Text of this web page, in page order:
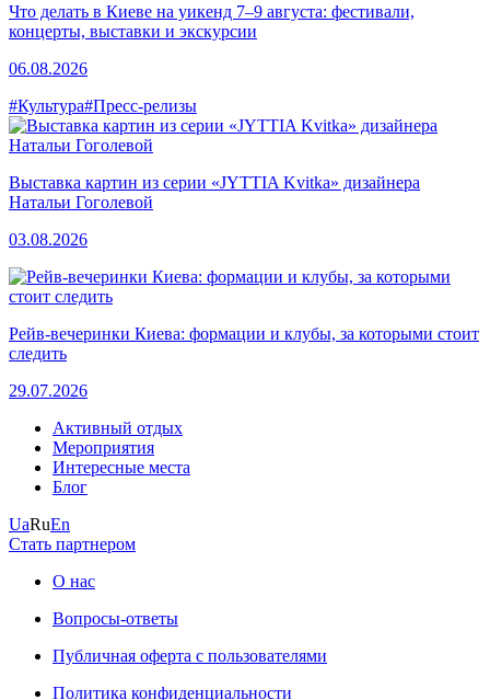
Что делать в Киеве на уикенд 7–9 августа: фестивали,
концерты, выставки и экскурсии
06.08.2026
#Культура#Пресс-релизы
Выставка картин из серии «JYTTIA Kvitka» дизайнера
Натальи Гоголевой
03.08.2026
Рейв-вечеринки Киева: формации и клубы, за которыми стоит
следить
29.07.2026
Активный отдых
Мероприятия
Интересные места
Блог
UaRuEn
Стать партнером
О нас
Вопросы-ответы
Публичная оферта с пользователями
Политика конфиденциальности